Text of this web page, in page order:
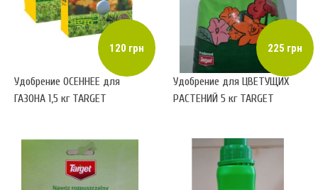
120 грн
Удобрение ОСЕННЕЕ для
ГАЗОНА 1,5 кг TARGET
225 грн
Удобрение для ЦВЕТУЩИХ
РАСТЕНИЙ 5 кг TARGET